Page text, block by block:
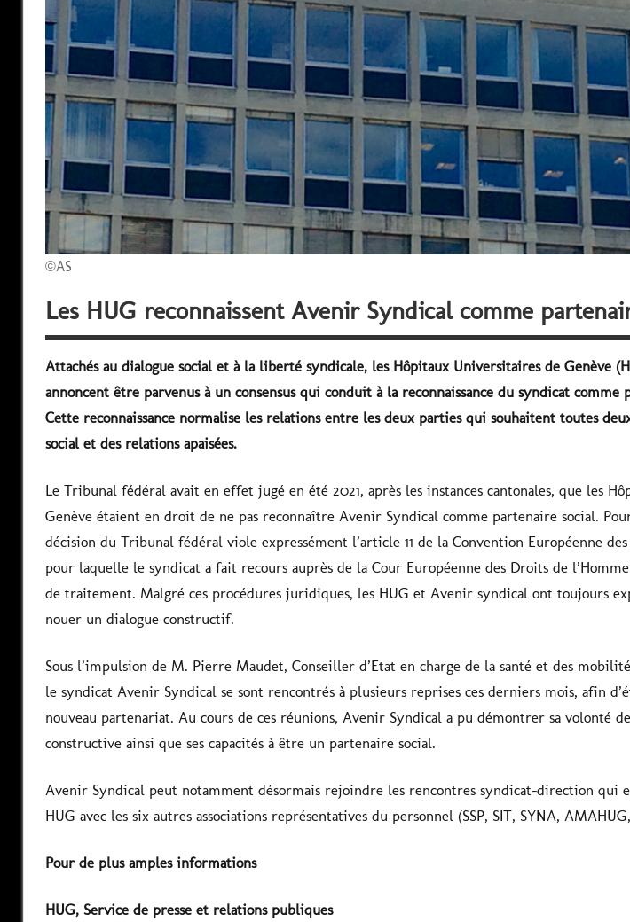
©AS
Les HUG reconnaissent Avenir Syndical comme
Attachés au dialogue social et à la liberté syndicale, les Hôpitaux Universitaires de Genève
annoncent être parvenus à un consensus qui conduit à la reconnaissance du syndicat comme
Cette reconnaissance normalise les relations entre les deux parties qui souhaitent toutes
social et des relations apaisées.
Le Tribunal fédéral avait en effet jugé en été 2021, après les instances cantonales, que les
Genève étaient en droit de ne pas reconnaître Avenir Syndical comme partenaire social.
décision du Tribunal fédéral viole expressément l’article 11 de la Convention Européenne
pour laquelle le syndicat a fait recours auprès de la Cour Européenne des Droits de
de traitement. Malgré ces procédures juridiques, les HUG et Avenir syndical ont toujours
nouer un dialogue constructif.
Sous l’impulsion de M. Pierre Maudet, Conseiller d’Etat en charge de la santé et des
le syndicat Avenir Syndical se sont rencontrés à plusieurs reprises ces derniers mois, afin
nouveau partenariat. Au cours de ces réunions, Avenir Syndical a pu démontrer sa volonté
constructive ainsi que ses capacités à être un partenaire social.
Avenir Syndical peut notamment désormais rejoindre les rencontres syndicat-direction qui
HUG avec les six autres associations représentatives du personnel (SSP, SIT, SYNA,
Pour de plus amples informations
HUG, Service de presse et relations publiques